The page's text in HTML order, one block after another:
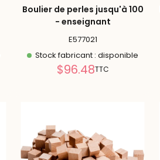
Boulier de perles jusqu'à 100
- enseignant
E577021
Stock fabricant : disponible
Prix
$96.48TTC